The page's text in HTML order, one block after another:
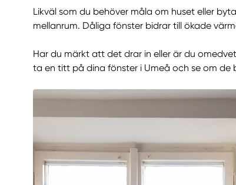
Likväl som du behöver måla om huset eller
mellanrum. Dåliga fönster bidrar till ökade
Har du märkt att det drar in eller är du
ta en titt på dina fönster i Umeå och se om de